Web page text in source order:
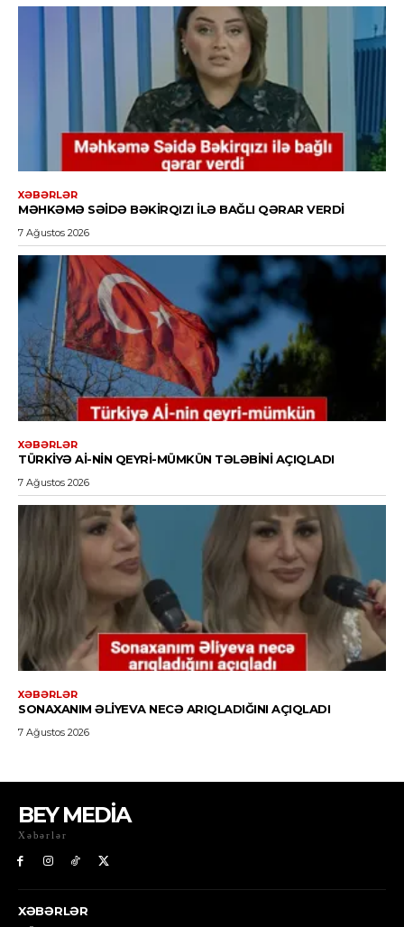
BEY MEDİA
Xəbərlər
XƏBƏRLƏR